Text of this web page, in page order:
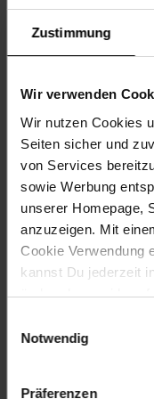
Zustimmung
Wir verwenden
Wir nutzen Cookies
Seiten sicher und
von Services
sowie Werbung
unserer Homepage,
anzuzeigen. Mit
Cookie Verwendung
kannst Du jederzeit
ändern bzw.
Notwendig
Präferenzen
Fahrstufe
Elektrische
Heckscheibe
Rückbank für
Einstellbarer
Dreipunktgurt
Alu-Felgen
Mediaplayer mit
Kartenleser
Ladegerät
Abmessungen: